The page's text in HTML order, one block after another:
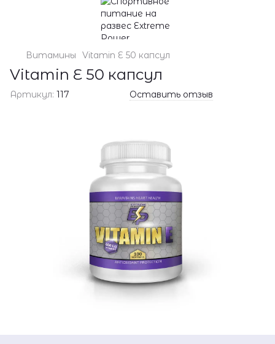
Витамины Vitamin E 50 капсул
Vitamin E 50 капсул
Артикул: 117 Оставить отзыв